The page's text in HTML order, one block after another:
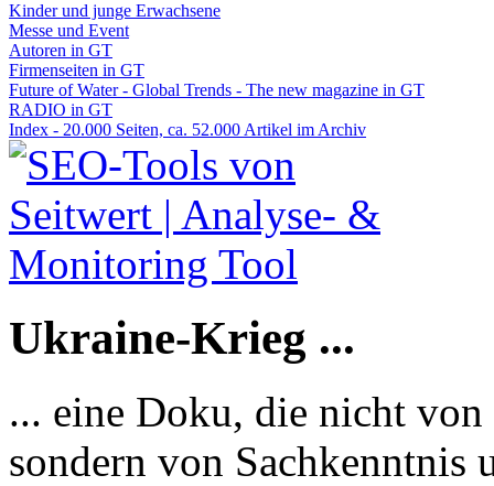
Kinder und junge Erwachsene
Messe und Event
Autoren in GT
Firmenseiten in GT
Future of Water - Global Trends - The new magazine in GT
RADIO in GT
Index - 20.000 Seiten, ca. 52.000 Artikel im Archiv
Ukraine-Krieg ...
... eine Doku, die nicht
sondern von Sachkenntnis